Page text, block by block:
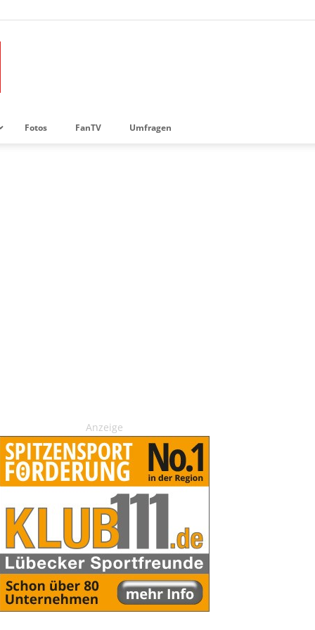
Fotos FanTV Umfragen
Anzeige